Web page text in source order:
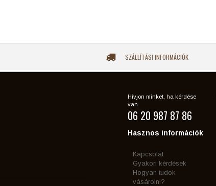
SZÁLLÍTÁSI INFORMÁCIÓK
Hívjon minket, ha kérdése
van
06 20 987 87 86
Hasznos információk
Kapcsolat
Gyakori kérdések
Hogyan tudok
vásárolni?